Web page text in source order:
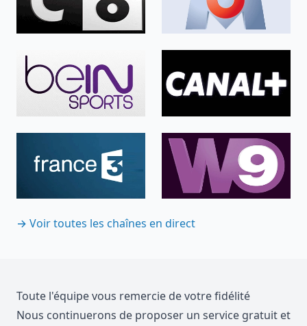
→ Voir toutes les chaînes en direct
Toute l'équipe vous remercie de votre fidélité
Nous continuerons de proposer un service gratuit et